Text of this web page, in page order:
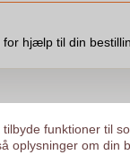
for hjælp til din
funktioner til
oplysninger om din